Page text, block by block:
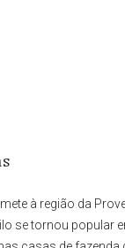
à região da
se tornou popular